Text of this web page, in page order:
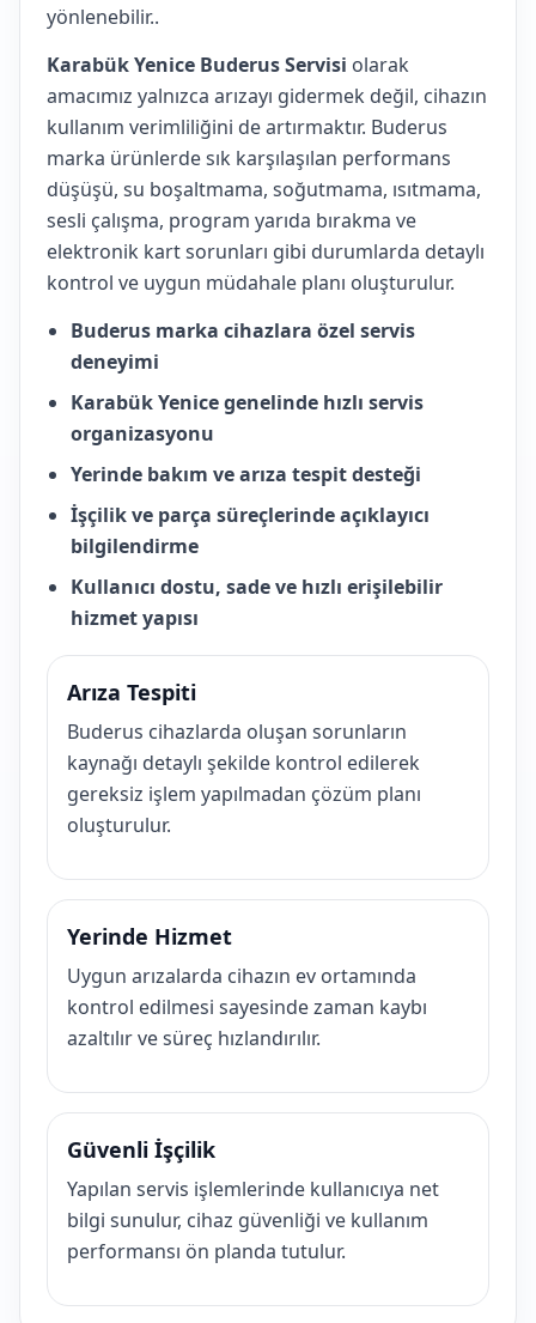
yönlenebilir..
Karabük Yenice Buderus Servisi olarak
amacımız yalnızca arızayı gidermek değil, cihazın
kullanım verimliliğini de artırmaktır. Buderus
marka ürünlerde sık karşılaşılan performans
düşüşü, su boşaltmama, soğutmama, ısıtmama,
sesli çalışma, program yarıda bırakma ve
elektronik kart sorunları gibi durumlarda detaylı
kontrol ve uygun müdahale planı oluşturulur.
Buderus marka cihazlara özel servis
deneyimi
Karabük Yenice genelinde hızlı servis
organizasyonu
Yerinde bakım ve arıza tespit desteği
İşçilik ve parça süreçlerinde açıklayıcı
bilgilendirme
Kullanıcı dostu, sade ve hızlı erişilebilir
hizmet yapısı
Arıza Tespiti
Buderus cihazlarda oluşan sorunların
kaynağı detaylı şekilde kontrol edilerek
gereksiz işlem yapılmadan çözüm planı
oluşturulur.
Yerinde Hizmet
Uygun arızalarda cihazın ev ortamında
kontrol edilmesi sayesinde zaman kaybı
azaltılır ve süreç hızlandırılır.
Güvenli İşçilik
Yapılan servis işlemlerinde kullanıcıya net
bilgi sunulur, cihaz güvenliği ve kullanım
performansı ön planda tutulur.